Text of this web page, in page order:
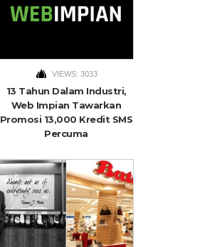
VIEWS: 3033
13 Tahun Dalam Industri,
Web Impian Tawarkan
Promosi 13,000 Kredit SMS
Percuma